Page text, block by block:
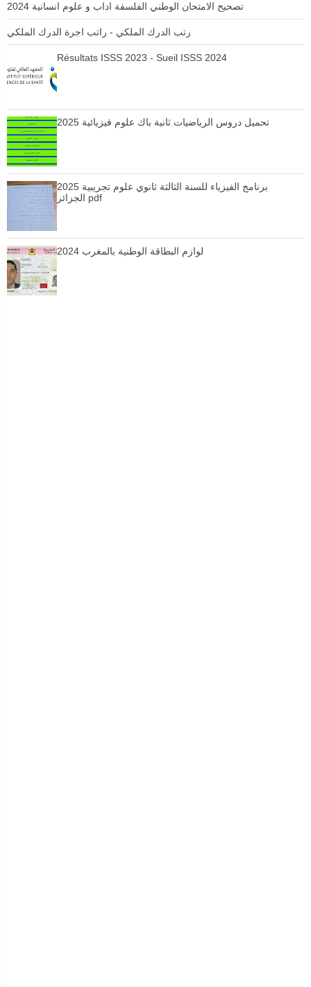
تصحيح الامتحان الوطني الفلسفة اداب و علوم انسانية 2024
رتب الدرك الملكي - راتب اجرة الدرك الملكي
Résultats ISSS 2023 - Sueil ISSS 2024
تحميل دروس الرياضيات ثانية باك علوم فيزيائية 2025
برنامج الفيزياء للسنة الثالثة ثانوي علوم تجريبية 2025
الجزائر pdf
لوازم البطاقة الوطنية بالمغرب 2024